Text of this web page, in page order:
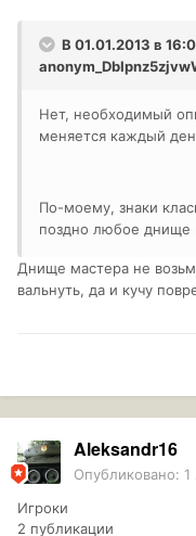
В 01.01.2013 в
Нет, необходимый
меняется каждый
По-моему, знаки
поздно любое днище
Днище мастера не
вальнуть, да и кучу
Aleksandr16
Опубликовано: 1
Игроки
2 публикации